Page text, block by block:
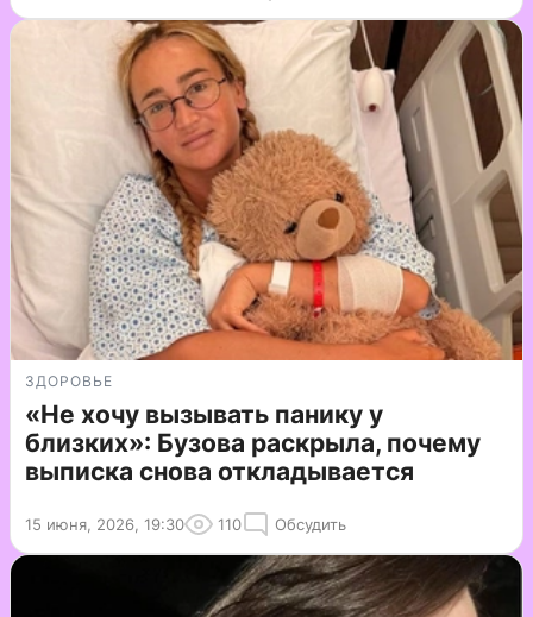
ЗДОРОВЬЕ
«Не хочу вызывать панику у
близких»: Бузова раскрыла, почему
выписка снова откладывается
15 июня, 2026, 19:30 110 Обсудить